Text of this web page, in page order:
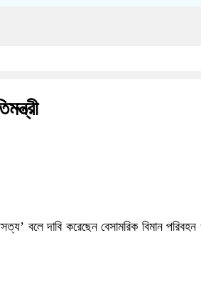
দাবি করেছেন বেসামরিক বিমান পরিবহন